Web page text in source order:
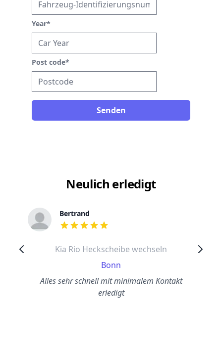
Year*
Post code*
Senden
Neulich erledigt
Bertrand
out of 5 stars
Kia Rio Heckscheibe wechseln
Bonn
Alles sehr schnell mit minimalem Kontakt
erledigt